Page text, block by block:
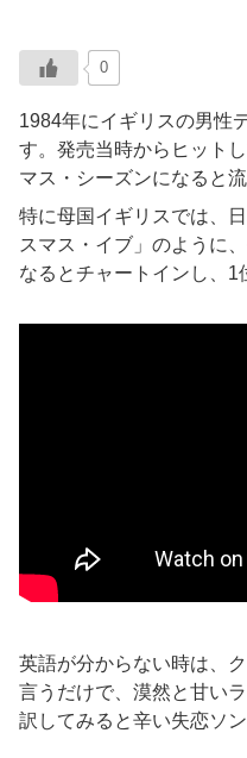
0
1984年にイギリスの男性
す。発売当時からヒット
マス・シーズンになると
特に母国イギリスでは、
スマス・イブ」のように
なるとチャートインし、1
英語が分からない時は、
言うだけで、漠然と甘い
訳してみると辛い失恋ソ